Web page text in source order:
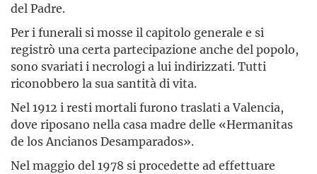
del Padre.
Per i funerali si mosse il capitolo generale e si
registrò una certa partecipazione anche del popolo,
sono svariati i necrologi a lui indirizzati. Tutti
riconobbero la sua santità di vita.
Nel 1912 i resti mortali furono traslati a Valencia,
dove riposano nella casa madre delle «Hermanitas
de los Ancianos Desamparados».
Nel maggio del 1978 si procedette ad effettuare